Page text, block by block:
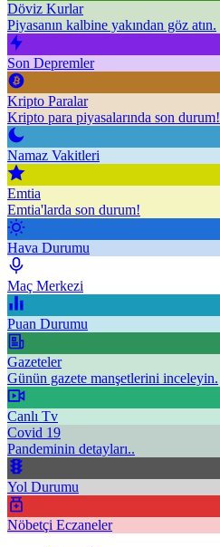
Döviz Kurlar
Piyasanın kalbine yakından göz atın.
Son Depremler
Kripto Paralar
Kripto para piyasalarında son durum!
Namaz Vakitleri
Emtia
Emtia'larda son durum!
Hava Durumu
Maç Merkezi
Puan Durumu
Gazeteler
Günün gazete manşetlerini inceleyin.
Canlı Tv
Covid 19
Pandeminin detayları..
Yol Durumu
Nöbetçi Eczaneler